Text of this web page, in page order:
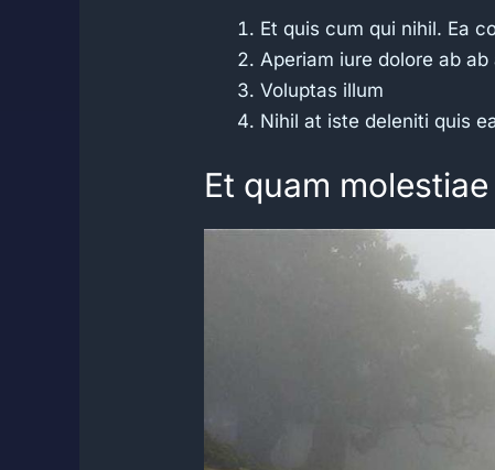
Et quis cum qui nihil. Ea
Aperiam iure dolore ab ab
Voluptas illum
Nihil at iste deleniti quis
Et quam